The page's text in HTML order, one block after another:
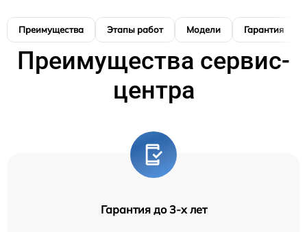
Преимущества Этапы работ Модели Гарантия
Преимущества сервис-
центра
Гарантия до 3-х лет